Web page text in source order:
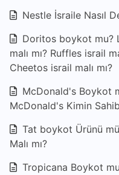
Nestle İsraile Nasıl
Doritos boykot mu?
malı mı? Ruffles israil
Cheetos israil malı mı?
McDonald's Boykot
McDonald's Kimin
Tat boykot Ürünü
Malı mı?
Tropicana Boykot